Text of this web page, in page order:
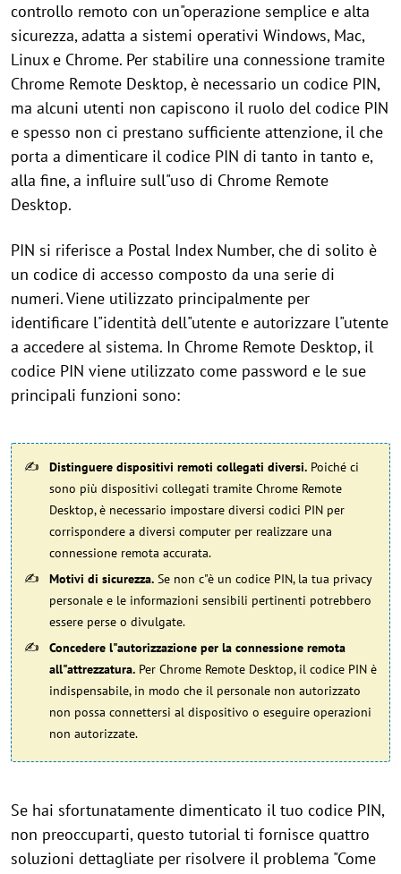
controllo remoto con un"operazione semplice e alta
sicurezza, adatta a sistemi operativi Windows, Mac,
Linux e Chrome. Per stabilire una connessione tramite
Chrome Remote Desktop, è necessario un codice PIN,
ma alcuni utenti non capiscono il ruolo del codice PIN
e spesso non ci prestano sufficiente attenzione, il che
porta a dimenticare il codice PIN di tanto in tanto e,
alla fine, a influire sull"uso di Chrome Remote
Desktop.
PIN si riferisce a Postal Index Number, che di solito è
un codice di accesso composto da una serie di
numeri. Viene utilizzato principalmente per
identificare l"identità dell"utente e autorizzare l"utente
a accedere al sistema. In Chrome Remote Desktop, il
codice PIN viene utilizzato come password e le sue
principali funzioni sono:
Distinguere dispositivi remoti collegati diversi. Poiché ci
sono più dispositivi collegati tramite Chrome Remote
Desktop, è necessario impostare diversi codici PIN per
corrispondere a diversi computer per realizzare una
connessione remota accurata.
Motivi di sicurezza. Se non c"è un codice PIN, la tua privacy
personale e le informazioni sensibili pertinenti potrebbero
essere perse o divulgate.
Concedere l"autorizzazione per la connessione remota
all"attrezzatura. Per Chrome Remote Desktop, il codice PIN è
indispensabile, in modo che il personale non autorizzato
non possa connettersi al dispositivo o eseguire operazioni
non autorizzate.
Se hai sfortunatamente dimenticato il tuo codice PIN,
non preoccuparti, questo tutorial ti fornisce quattro
soluzioni dettagliate per risolvere il problema "Come